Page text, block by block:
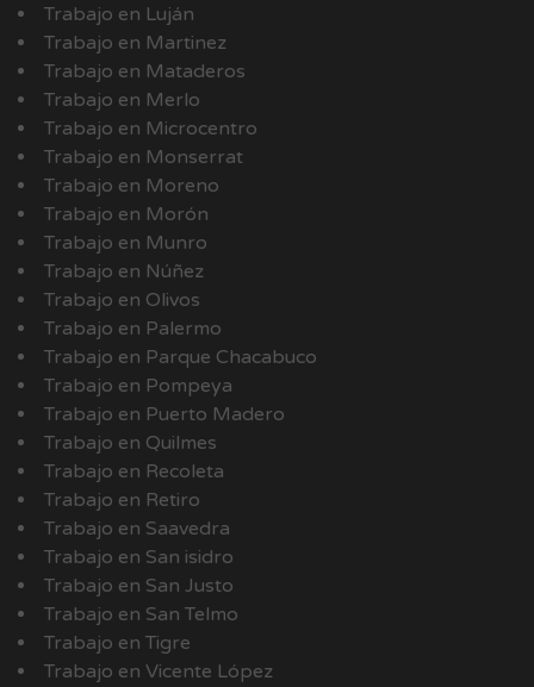
Trabajo en Luján
Trabajo en Martinez
Trabajo en Mataderos
Trabajo en Merlo
Trabajo en Microcentro
Trabajo en Monserrat
Trabajo en Moreno
Trabajo en Morón
Trabajo en Munro
Trabajo en Núñez
Trabajo en Olivos
Trabajo en Palermo
Trabajo en Parque Chacabuco
Trabajo en Pompeya
Trabajo en Puerto Madero
Trabajo en Quilmes
Trabajo en Recoleta
Trabajo en Retiro
Trabajo en Saavedra
Trabajo en San isidro
Trabajo en San Justo
Trabajo en San Telmo
Trabajo en Tigre
Trabajo en Vicente López